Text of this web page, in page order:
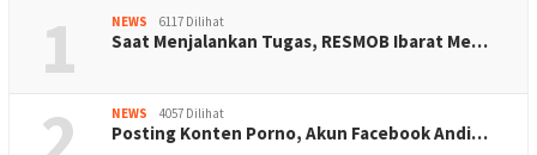
1 NEWS 6117 Dilihat
Saat Menjalankan Tugas, RESMOB Ibarat Me…
NEWS 4057 Dilihat
Posting Konten Porno, Akun Facebook Andi…